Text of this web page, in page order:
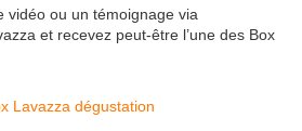
vidéo ou un témoignage via
et recevez peut-être l’une des Box